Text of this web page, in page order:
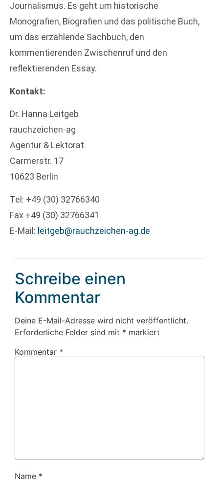
Journalismus. Es geht um historische
Monografien, Biografien und das politische Buch,
um das erzählende Sachbuch, den
kommentierenden Zwischenruf und den
reflektierenden Essay.
Kontakt:
Dr. Hanna Leitgeb
rauchzeichen-ag
Agentur & Lektorat
Carmerstr. 17
10623 Berlin
Tel: +49 (30) 32766340
Fax +49 (30) 32766341
E-Mail: leitgeb@rauchzeichen-ag.de
Schreibe einen
Kommentar
Deine E-Mail-Adresse wird nicht veröffentlicht.
Erforderliche Felder sind mit * markiert
Kommentar *
Name *